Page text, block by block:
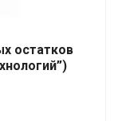
остатков